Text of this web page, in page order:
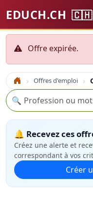
EDUCH.CH 🇨🇭
Offre expirée.
Accueil Offres d'emploi
Recherche
🔍
🔔 Recevez ces
Créez une alerte et
correspondant à vos
Créer